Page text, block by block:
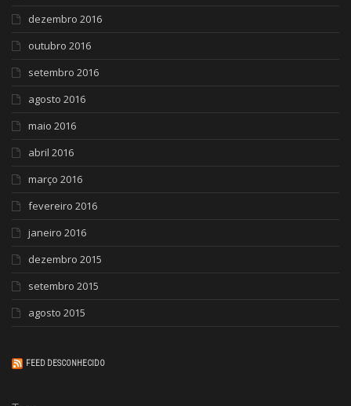
dezembro 2016
outubro 2016
setembro 2016
agosto 2016
maio 2016
abril 2016
março 2016
fevereiro 2016
janeiro 2016
dezembro 2015
setembro 2015
agosto 2015
FEED DESCONHECIDO